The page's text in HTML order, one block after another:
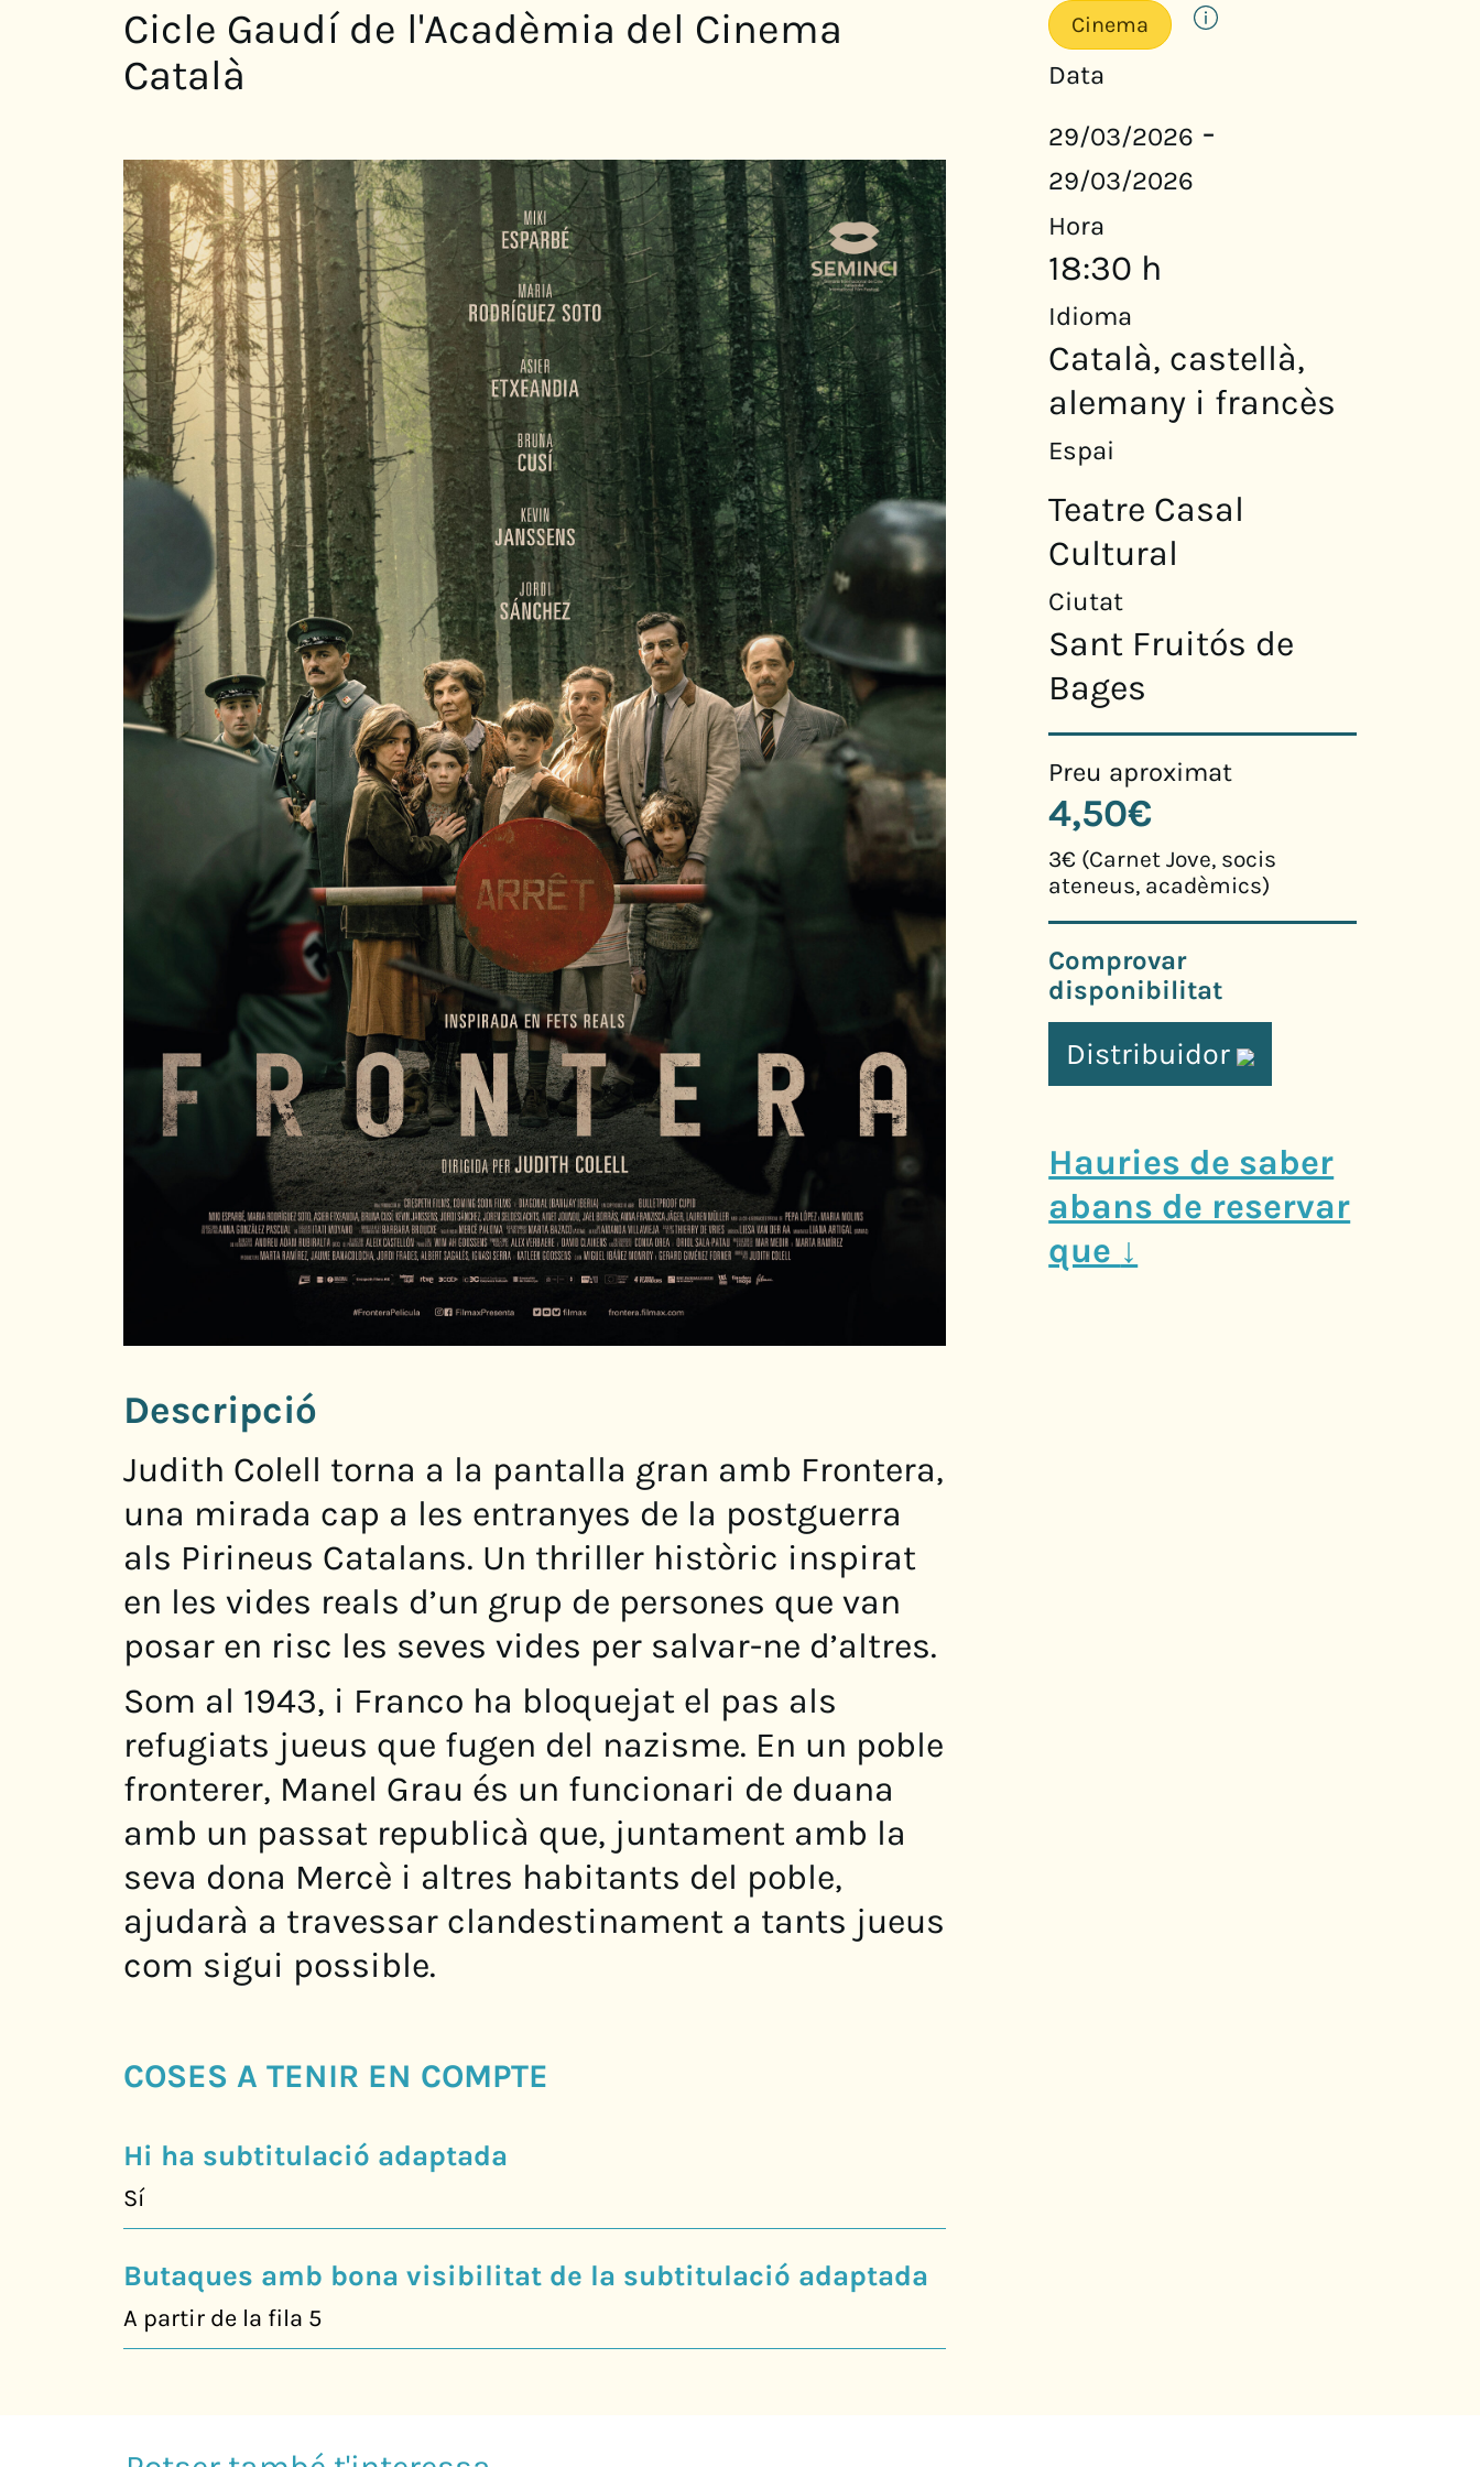
Cicle Gaudí de l'Acadèmia del Cinema
Català
Descripció
Judith Colell torna a la pantalla gran amb Frontera,
una mirada cap a les entranyes de la postguerra
als Pirineus Catalans. Un thriller històric inspirat
en les vides reals d’un grup de persones que van
posar en risc les seves vides per salvar-ne d’altres.
Som al 1943, i Franco ha bloquejat el pas als
refugiats jueus que fugen del nazisme. En un poble
fronterer, Manel Grau és un funcionari de duana
amb un passat republicà que, juntament amb la
seva dona Mercè i altres habitants del poble,
ajudarà a travessar clandestinament a tants jueus
com sigui possible.
COSES A TENIR EN COMPTE
Hi ha subtitulació adaptada
Sí
Butaques amb bona visibilitat de la subtitulació adaptada
A partir de la fila 5
Cinema
Data
29/03/2026 -
29/03/2026
Hora
18:30 h
Idioma
Català, castellà,
alemany i francès
Espai
Teatre Casal
Cultural
Ciutat
Sant Fruitós de
Bages
Preu aproximat
4,50€
3€ (Carnet Jove, socis
ateneus, acadèmics)
Comprovar
disponibilitat
Distribuidor
Hauries de saber
abans de reservar
que ↓